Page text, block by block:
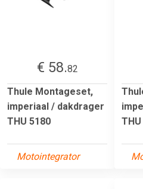
€ 58.82
Thule Montageset,
imperiaal / dakdrager
THU 5180
Motointegrator
THU